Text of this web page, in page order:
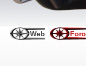
Web Foro